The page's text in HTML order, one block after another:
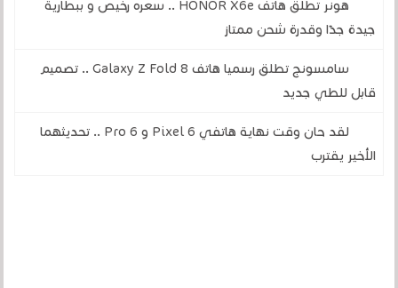
هونر تطلق هاتف HONOR X6e .. سعره رخيص و ببطارية
جيدة جدًا وقدرة شحن ممتاز
سامسونج تطلق رسميا هاتف Galaxy Z Fold 8 .. تصميم
قابل للطي جديد
لقد حان وقت نهاية هاتفي Pixel 6 و 6 Pro .. تحديثهما
الأخير يقترب